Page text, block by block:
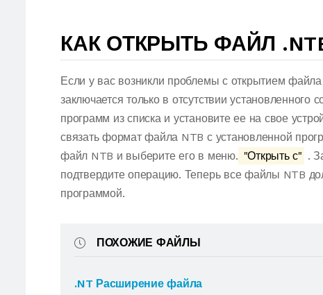
КАК ОТКРЫТЬ ФАЙЛ
Если у вас возникли проблемы с открытием
заключается только в отсутствии
программ из списка и установите ее на свое
связать формат файла NTB с установленной
файл NTB и выберите его в меню. "Открыть с" .
подтвердите операцию. Теперь все файлы NTB
программой.
ПОХОЖИЕ ФАЙЛЫ
.NT Расширение файла